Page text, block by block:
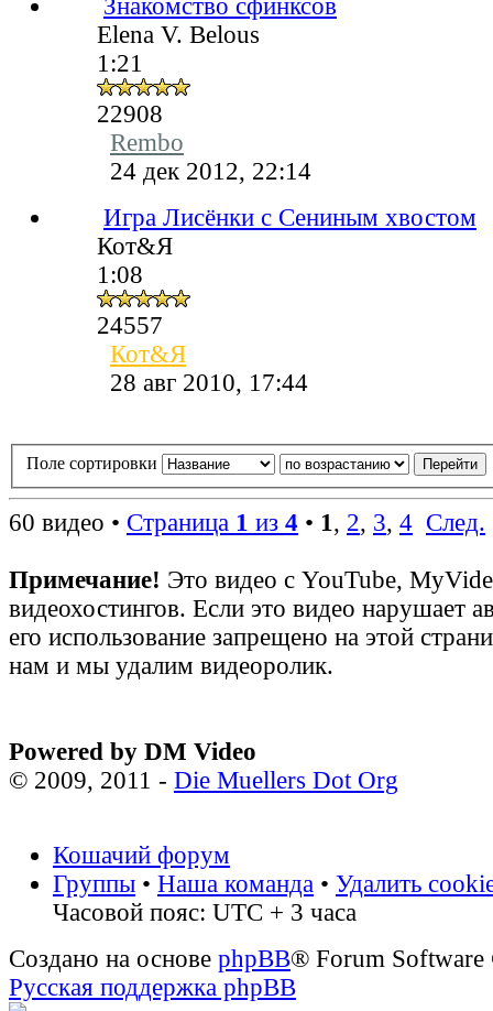
Знакомство сфинксов
Elena V. Belous
1:21
22908
Rembo
24 дек 2012, 22:14
Игра Лисёнки с Сениным хвостом
Кот&Я
1:08
24557
Кот&Я
28 авг 2010, 17:44
Поле сортировки
60 видео • Страница 1 из 4 • 1, 2, 3, 4 След.
Примечание! Это видео с YouTube,
видеохостингов. Если это видео нарушает
его использование запрещено на этой
нам и мы удалим видеоролик.
Powered by DM Video
© 2009, 2011 - Die Muellers Dot Org
Кошачий форум
Группы • Наша команда • Удалить
Часовой пояс: UTC + 3 часа
Создано на основе phpBB® Forum
Русская поддержка phpBB